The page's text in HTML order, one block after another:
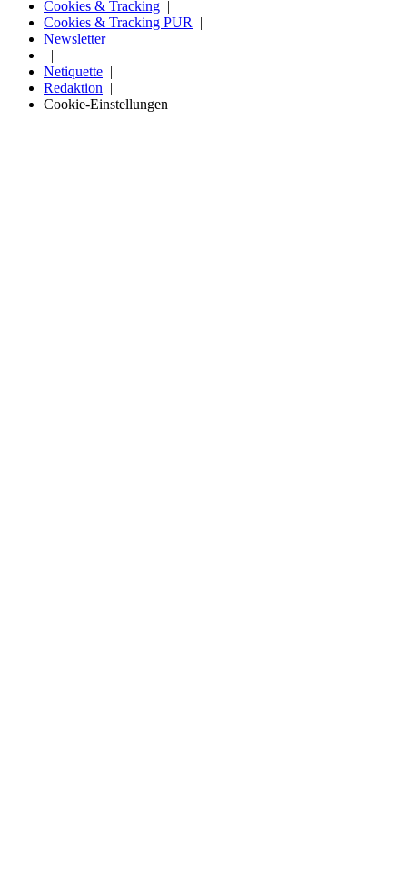
Cookies & Tracking
Cookies & Tracking PUR
Newsletter
Netiquette
Redaktion
Cookie-Einstellungen